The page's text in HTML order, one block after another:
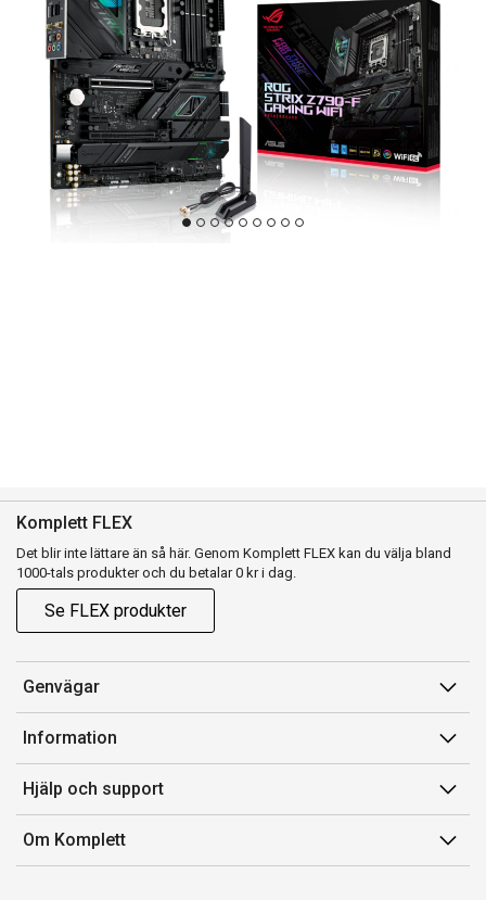
Komplett FLEX
Det blir inte lättare än så här. Genom Komplett FLEX kan du välja bland
1000-tals produkter och du betalar 0 kr i dag.
Se FLEX produkter
Genvägar
Konto
Orderhistorik
Presentkort
Komplett Club
Information
Försäljningsvillkor
Medlemsvillkor for Komplett Club
Lediga tjänster
Hjälp och support
Kontakta oss
Kundservice
Om Komplett